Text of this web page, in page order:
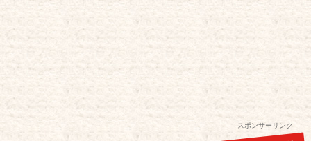
スポンサーリンク